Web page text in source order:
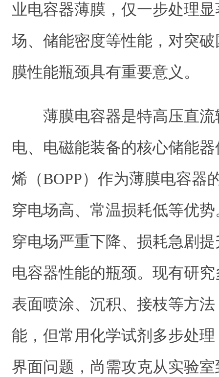
业电容器薄膜，仅一步处理
场、储能密度等性能，对突
膜性能瓶颈具有重要意义。
薄膜电容器是特高压直
电、电磁能装备的核心储能
烯（BOPP）作为薄膜电容器
穿电场高、常温损耗低等优
穿电场严重下降、损耗急剧
电容器性能的瓶颈。现有研
表面喷涂、沉积、接枝等方
能，但常用化学试剂多步处
界面问题，尚需攻克从实验